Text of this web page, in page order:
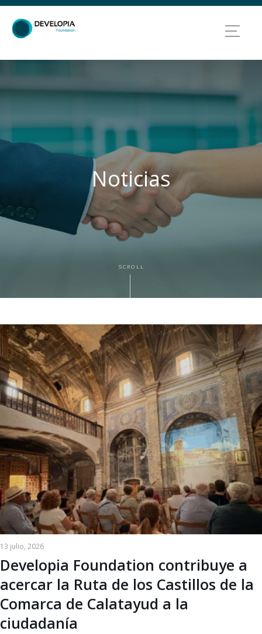
Noticias
SCROLL
13 julio, 2026
Developia Foundation contribuye a
acercar la Ruta de los Castillos de la
Comarca de Calatayud a la
ciudadanía